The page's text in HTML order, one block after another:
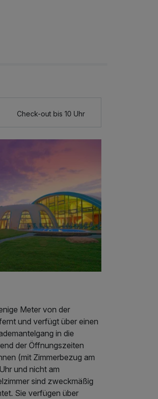
Check-out bis 10 Uhr
Meter von der
und verfügt über einen
in die
der Öffnungszeiten
(mit Zimmerbezug am
und nicht am
sind zweckmäßig
Sie verfügen über